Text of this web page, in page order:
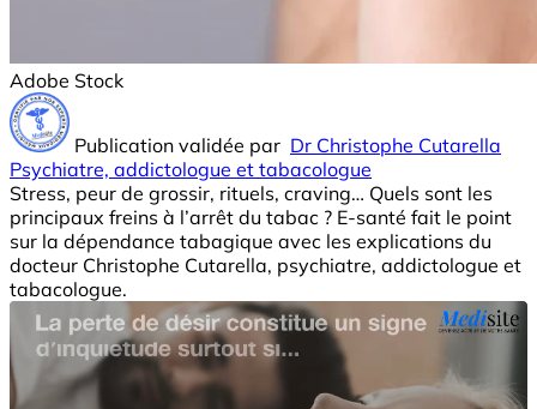
Adobe Stock
Publication validée par Dr Christophe Cutarella
Psychiatre, addictologue et tabacologue
Stress, peur de grossir, rituels, craving… Quels sont les
principaux freins à l’arrêt du tabac ? E-santé fait le point
sur la dépendance tabagique avec les explications du
docteur Christophe Cutarella, psychiatre, addictologue et
tabacologue.